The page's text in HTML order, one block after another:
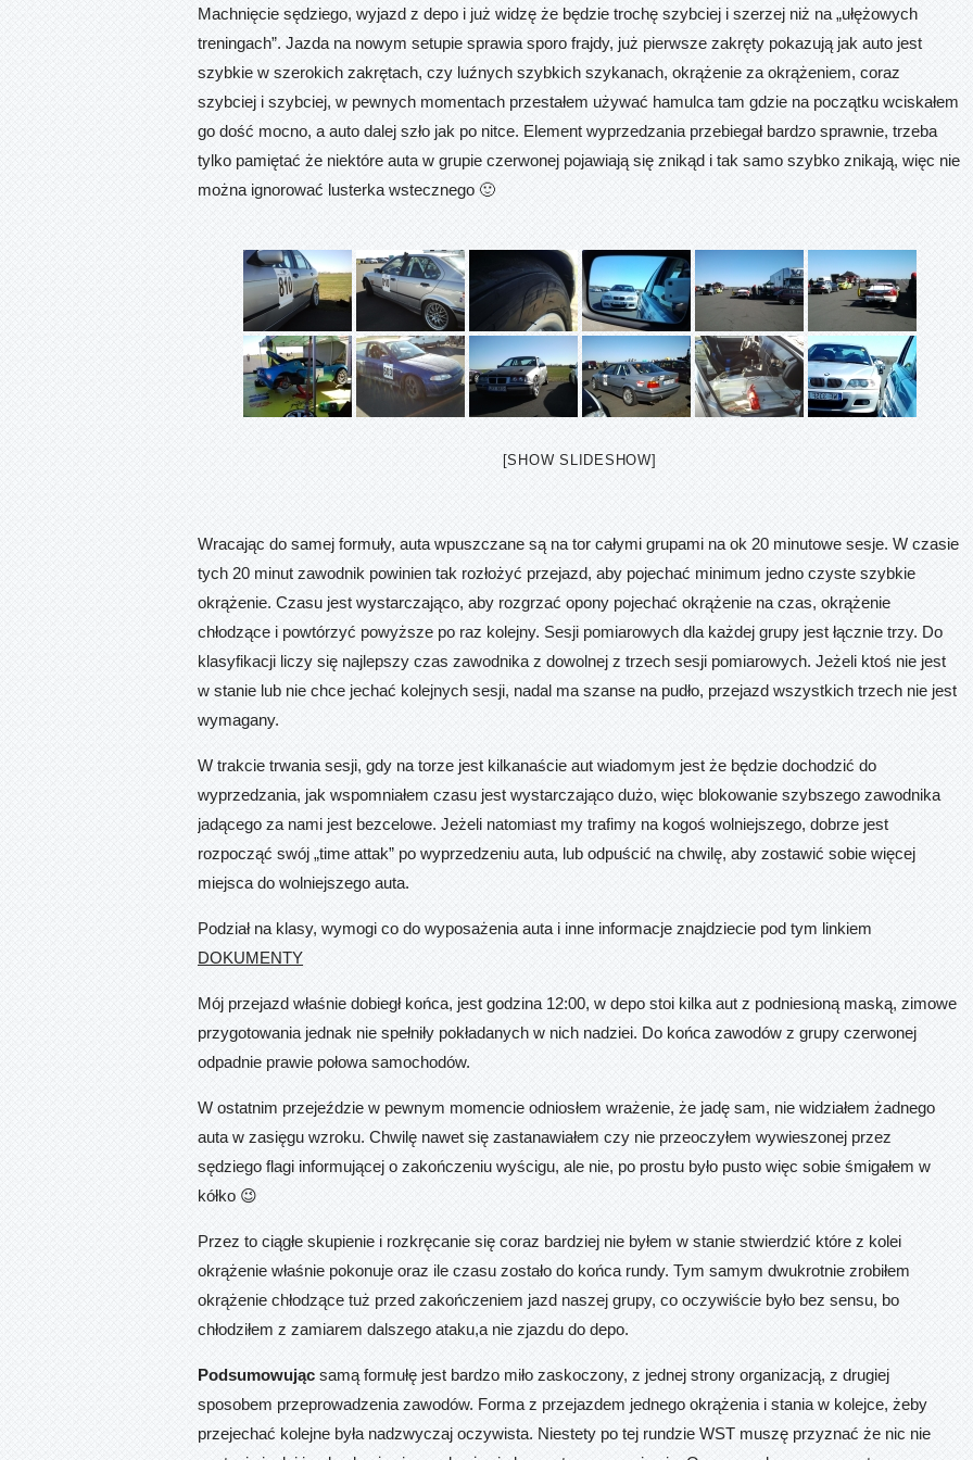
Machnięcie sędziego, wyjazd z depo i już widzę że będzie trochę szybciej i szerzej niż na „ułężowych
treningach”. Jazda na nowym setupie sprawia sporo frajdy, już pierwsze zakręty pokazują jak auto jest
szybkie w szerokich zakrętach, czy luźnych szybkich szykanach, okrążenie za okrążeniem, coraz
szybciej i szybciej, w pewnych momentach przestałem używać hamulca tam gdzie na początku wciskałem
go dość mocno, a auto dalej szło jak po nitce. Element wyprzedzania przebiegał bardzo sprawnie, trzeba
tylko pamiętać że niektóre auta w grupie czerwonej pojawiają się znikąd i tak samo szybko znikają, więc nie
można ignorować lusterka wstecznego 🙂
[SHOW SLIDESHOW]
Wracając do samej formuły, auta wpuszczane są na tor całymi grupami na ok 20 minutowe sesje. W czasie
tych 20 minut zawodnik powinien tak rozłożyć przejazd, aby pojechać minimum jedno czyste szybkie
okrążenie. Czasu jest wystarczająco, aby rozgrzać opony pojechać okrążenie na czas, okrążenie
chłodzące i powtórzyć powyższe po raz kolejny. Sesji pomiarowych dla każdej grupy jest łącznie trzy. Do
klasyfikacji liczy się najlepszy czas zawodnika z dowolnej z trzech sesji pomiarowych. Jeżeli ktoś nie jest
w stanie lub nie chce jechać kolejnych sesji, nadal ma szanse na pudło, przejazd wszystkich trzech nie jest
wymagany.
W trakcie trwania sesji, gdy na torze jest kilkanaście aut wiadomym jest że będzie dochodzić do
wyprzedzania, jak wspomniałem czasu jest wystarczająco dużo, więc blokowanie szybszego zawodnika
jadącego za nami jest bezcelowe. Jeżeli natomiast my trafimy na kogoś wolniejszego, dobrze jest
rozpocząć swój „time attak” po wyprzedzeniu auta, lub odpuścić na chwilę, aby zostawić sobie więcej
miejsca do wolniejszego auta.
Podział na klasy, wymogi co do wyposażenia auta i inne informacje znajdziecie pod tym linkiem
DOKUMENTY
Mój przejazd właśnie dobiegł końca, jest godzina 12:00, w depo stoi kilka aut z podniesioną maską, zimowe
przygotowania jednak nie spełniły pokładanych w nich nadziei. Do końca zawodów z grupy czerwonej
odpadnie prawie połowa samochodów.
W ostatnim przejeździe w pewnym momencie odniosłem wrażenie, że jadę sam, nie widziałem żadnego
auta w zasięgu wzroku. Chwilę nawet się zastanawiałem czy nie przeoczyłem wywieszonej przez
sędziego flagi informującej o zakończeniu wyścigu, ale nie, po prostu było pusto więc sobie śmigałem w
kółko 😉
Przez to ciągłe skupienie i rozkręcanie się coraz bardziej nie byłem w stanie stwierdzić które z kolei
okrążenie właśnie pokonuje oraz ile czasu zostało do końca rundy. Tym samym dwukrotnie zrobiłem
okrążenie chłodzące tuż przed zakończeniem jazd naszej grupy, co oczywiście było bez sensu, bo
chłodziłem z zamiarem dalszego ataku,a nie zjazdu do depo.
Podsumowując samą formułę jest bardzo miło zaskoczony, z jednej strony organizacją, z drugiej
sposobem przeprowadzenia zawodów. Forma z przejazdem jednego okrążenia i stania w kolejce, żeby
przejechać kolejne była nadzwyczaj oczywista. Niestety po tej rundzie WST muszę przyznać że nic nie